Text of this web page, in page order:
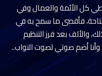
كل الأئمة والعمال وفي
فأقصى ما سمح به في
درجة مالية، و2023 و2024 كذلك، والألف بعد فرز التنظيم
وأنا أضم صوتي لصوت النواب..